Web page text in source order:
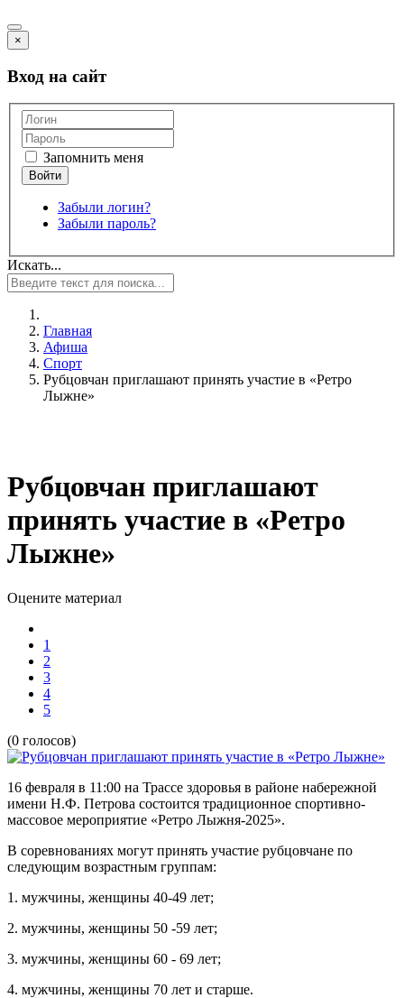
×
Вход на сайт
Запомнить меня
Забыли логин?
Забыли пароль?
Искать...
Главная
Афиша
Спорт
Рубцовчан приглашают принять участие в «Ретро
Лыжне»
Рубцовчан приглашают
принять участие в «Ретро
Лыжне»
Оцените материал
1
2
3
4
5
(0 голосов)
16 февраля в 11:00 на Трассе здоровья в районе набережной
имени Н.Ф. Петрова состоится традиционное спортивно-
массовое мероприятие «Ретро Лыжня-2025».
В соревнованиях могут принять участие рубцовчане по
следующим возрастным группам:
1. мужчины, женщины 40-49 лет;
2. мужчины, женщины 50 -59 лет;
3. мужчины, женщины 60 - 69 лет;
4. мужчины, женщины 70 лет и старше.